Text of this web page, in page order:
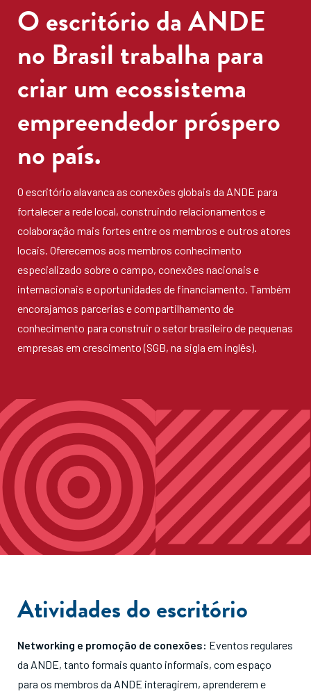
O escritório da ANDE
no Brasil trabalha para
criar um ecossistema
empreendedor próspero
no país.
O escritório alavanca as conexões globais da ANDE para
fortalecer a rede local, construindo relacionamentos e
colaboração mais fortes entre os membros e outros atores
locais. Oferecemos aos membros conhecimento
especializado sobre o campo, conexões nacionais e
internacionais e oportunidades de financiamento. Também
encorajamos parcerias e compartilhamento de
conhecimento para construir o setor brasileiro de pequenas
empresas em crescimento (SGB, na sigla em inglês).
Atividades do escritório
Networking e promoção de conexões: Eventos regulares
da ANDE, tanto formais quanto informais, com espaço
para os membros da ANDE interagirem, aprenderem e